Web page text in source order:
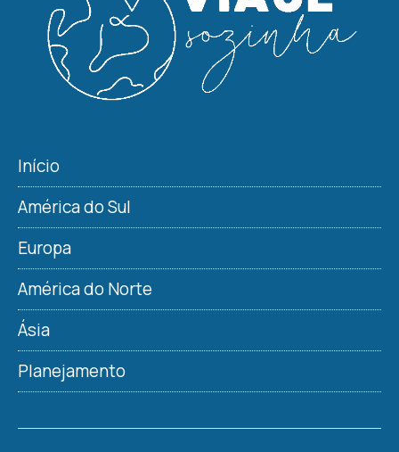
Início
América do Sul
Europa
América do Norte
Ásia
Planejamento